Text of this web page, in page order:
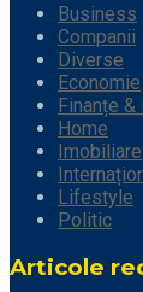
Business
Companii
Diverse
Economie
Finanțe &
Home
Imobiliare
Lifestyle
Politic
Articole